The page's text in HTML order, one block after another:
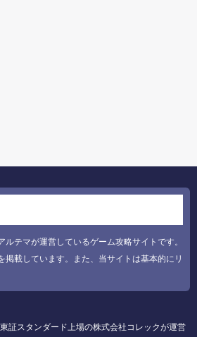
テマが運営しているゲーム攻略サイトです。
掲載しています。また、当サイトは基本的にリ
証スタンダード上場の株式会社コレックが運営